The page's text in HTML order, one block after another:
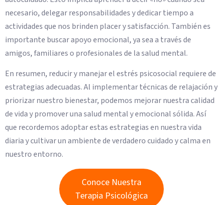
necesario, delegar responsabilidades y dedicar tiempo a
actividades que nos brinden placer y satisfacción. También es
importante buscar apoyo emocional, ya sea a través de
amigos, familiares o profesionales de la salud mental.
En resumen, reducir y manejar el estrés psicosocial requiere de
estrategias adecuadas. Al implementar técnicas de relajación y
priorizar nuestro bienestar, podemos mejorar nuestra calidad
de vida y promover una salud mental y emocional sólida. Así
que recordemos adoptar estas estrategias en nuestra vida
diaria y cultivar un ambiente de verdadero cuidado y calma en
nuestro entorno.
Conoce Nuestra
Terapia Psicológica